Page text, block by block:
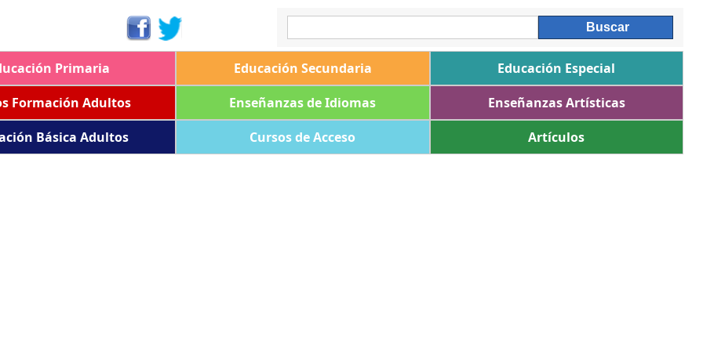
Primaria Educación Secundaria
Educación Especial
Formación Adultos
Enseñanzas de Idiomas
Enseñanzas Artísticas
Básica Adultos
Cursos de Acceso Artículos